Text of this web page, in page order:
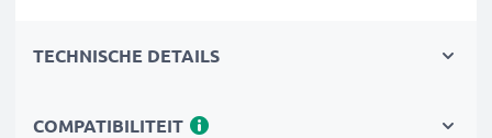
koptelefoon kan je urenlang genieten van elk visueel
levensduur en is geschikt voor de Sony MDR-RF840R
TECHNISCHE DETAILS
COMPATIBILITEIT